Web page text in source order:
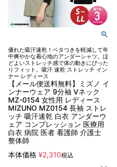
優れた吸汗速乾！ベタつきを軽減して年
中爽やかな着心地のアンダーシャツ。ほ
どよいストレッチ感で体の動きにぴった
りフィット。吸汗 速乾 ストレッチ イン
ナー レディース
【メール便送料無料】ミズノ イ
ンナーウェア 9分袖 Vネック
MZ-0154 女性用 レディース
MIZUNO MZ0154 長袖 ストレ
ッチ 吸汗速乾 白衣 アンダーウ
ェア コンプレッション 医療用
白衣 病院 医者 看護師 介護士
整体師
本体価格 ¥2,310税込